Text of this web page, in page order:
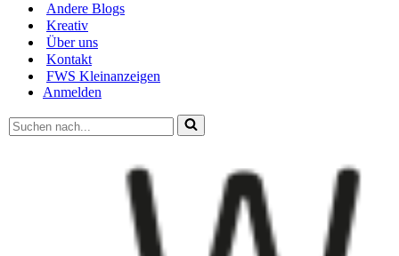
Andere Blogs
Kreativ
Über uns
Kontakt
FWS Kleinanzeigen
Anmelden
Suchen
nach …